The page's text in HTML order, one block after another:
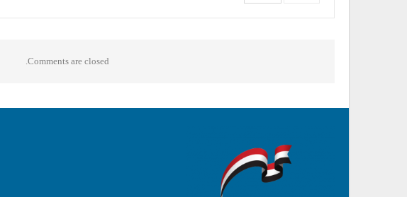
Comments are closed.